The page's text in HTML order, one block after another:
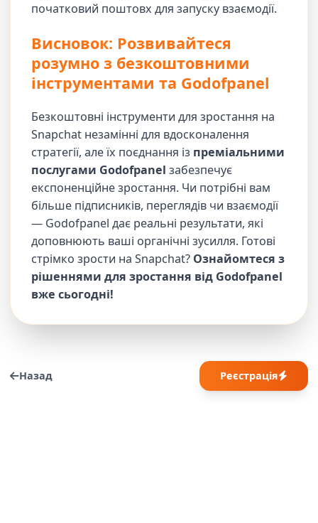
початковий поштовх для запуску взаємодії.
Висновок: Розвивайтеся
розумно з безкоштовними
інструментами та Godofpanel
Безкоштовні інструменти для зростання на
Snapchat незамінні для вдосконалення
стратегії, але їх поєднання із преміальними
послугами Godofpanel забезпечує
експоненційне зростання. Чи потрібні вам
більше підписників, переглядів чи взаємодії
— Godofpanel дає реальні результати, які
доповнюють ваші органічні зусилля. Готові
стрімко зрости на Snapchat? Ознайомтеся з
рішеннями для зростання від Godofpanel
вже сьогодні!
Назад Реєстрація